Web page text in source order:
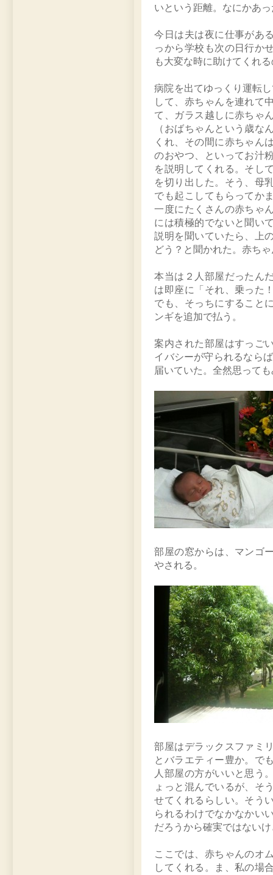
いという距離。なにかあ
今日は夫は夜に仕事があ
っから学校も次の日行か
も大変な時に助けてくれ
病院を出てゆっくり運転
して、赤ちゃんを連れて
て、ガラス越しに赤ちゃ
（おばちゃんという歳な
くれ、その間に赤ちゃん
のおやつ、といってお汁
を説明してくれる。そし
を切り出した。そう、母
でも起こしてもらってか
一度にたくさんの赤ちゃ
には積極的でないと聞い
説明を聞いていたら、上
どう？と聞かれた。赤ち
本当は２人部屋だったん
は即座に「それ、乗った
でも、そっちにすること
ンギを追加で払う。
案内された部屋はすっご
イバシーが守られるなら
届いていた。全然思って
部屋の窓からは、マンゴ
やされる。
部屋はデラックスファミ
とバラエティー豊か。で
人部屋の方がいいと思う
ょっと混んでいるが、そ
せてくれるらしい。そう
られるわけでなかなかい
だろうから確実ではない
ここでは、赤ちゃんのオ
してくれる。ま、私の場